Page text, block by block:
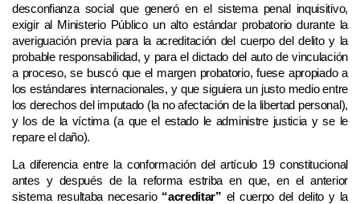
desconfianza social que generó en el sistema penal inquisitivo,
exigir al Ministerio Público un alto estándar probatorio durante la
averiguación previa para la acreditación del cuerpo del delito y la
probable responsabilidad, y para el dictado del auto de vinculación
a proceso, se buscó que el margen probatorio, fuese apropiado a
los estándares internacionales, y que siguiera un justo medio entre
los derechos del imputado (la no afectación de la libertad personal),
y los de la víctima (a que el estado le administre justicia y se le
repare el daño).
La diferencia entre la conformación del artículo 19 constitucional
antes y después de la reforma estriba en que, en el anterior
sistema resultaba necesario “acreditar” el cuerpo del delito y la